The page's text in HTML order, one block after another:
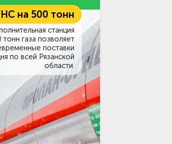
на 500 тонн
станция
газа позволяет
поставки
по всей Рязанской
области.